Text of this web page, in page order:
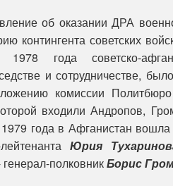
об оказании ДРА
контингента советских
1978 года советско-
и сотрудничестве,
комиссии
входили Андропов,
года в Афганистан
Юрия
полковникБорис